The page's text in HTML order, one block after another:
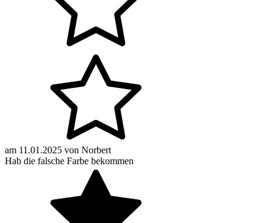
am 11.01.2025 von Norbert
Hab die falsche Farbe bekommen